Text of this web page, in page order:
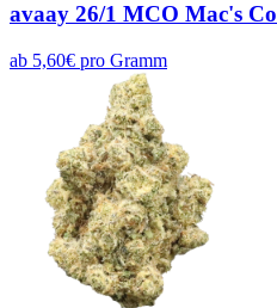
avaay 26/1 MCO Mac's
ab 5,60€ pro Gramm